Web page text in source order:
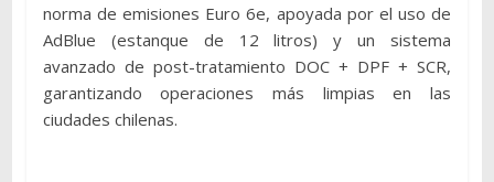
norma de emisiones Euro 6e, apoyada por el uso de
AdBlue (estanque de 12 litros) y un sistema
avanzado de post-tratamiento DOC + DPF + SCR,
garantizando operaciones más limpias en las
ciudades chilenas.